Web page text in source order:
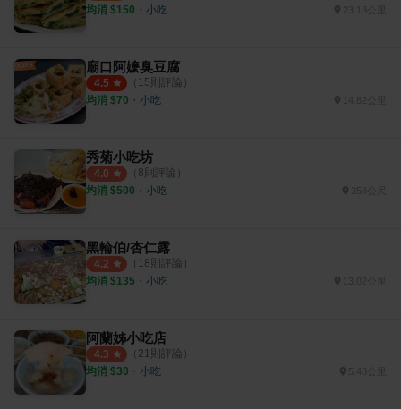
均消 $150 ・ 小吃
廟口阿嬷臭豆腐
4.5 （ 15則評論）
均消 $70 ・ 小吃 14.82公里
秀菊小吃坊
4.0 （ 8則評論）
均消 $500 ・ 小吃 358公尺
黑輪伯/杏仁露
4.2 （ 18則評論）
均消 $135 ・ 小吃
阿蘭姊小吃店
4.3 （ 21 則評論）
均消 $30 ・ 小吃 5.48公里